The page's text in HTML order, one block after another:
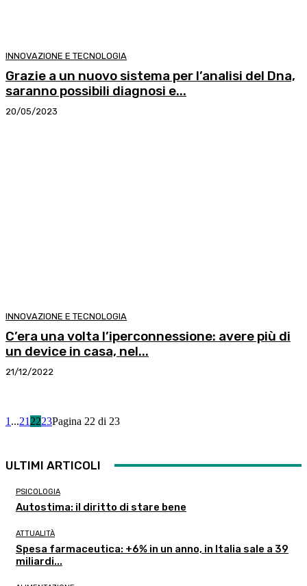
INNOVAZIONE E TECNOLOGIA
Grazie a un nuovo sistema per l’analisi del Dna,
saranno possibili diagnosi e...
20/05/2023
INNOVAZIONE E TECNOLOGIA
C’era una volta l’iperconnessione: avere più di
un device in casa, nel...
21/12/2022
1 ...21 2223Pagina 22 di 23
ULTIMI ARTICOLI
PSICOLOGIA
Autostima: il diritto di stare bene
ATTUALITÀ
Spesa farmaceutica: +6% in un anno, in Italia sale a 39
miliardi...